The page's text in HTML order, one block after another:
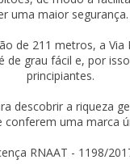
uma maior segurança.
de 211 metros, a Via
de grau fácil e, por
principiantes.
descobrir a riqueza
conferem uma marca
RNAAT - 1198/